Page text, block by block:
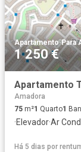
Apartamento·Para
1 250 €
Apartamento
Amadora
75 m²1 Quarto1
·Elevador·Ar
Há 5 dias por